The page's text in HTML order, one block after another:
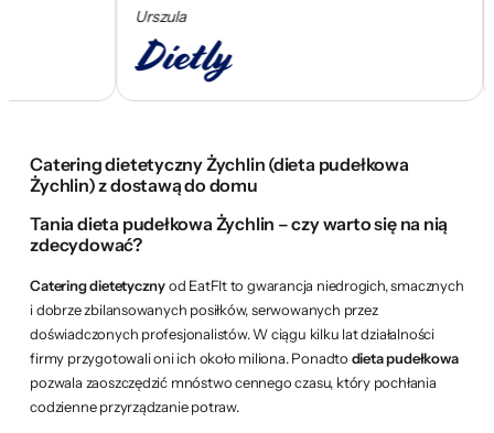
Urszula
Catering dietetyczny Żychlin (dieta pudełkowa
Żychlin) z dostawą do domu
Tania dieta pudełkowa Żychlin – czy warto się na nią
zdecydować?
Catering dietetycznyod EatFIt to gwarancja niedrogich, smacznych
i dobrze zbilansowanych posiłków, serwowanych przez
doświadczonych profesjonalistów. W ciągu kilku lat działalności
firmy przygotowali oni ich około miliona. Ponadto dieta pudełkowa
pozwala zaoszczędzić mnóstwo cennego czasu, który pochłania
codzienne przyrządzanie potraw.